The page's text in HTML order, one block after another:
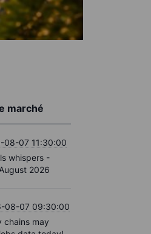
marché
08-07 11:30:00
whispers -
2026
08-07 09:30:00
chains may